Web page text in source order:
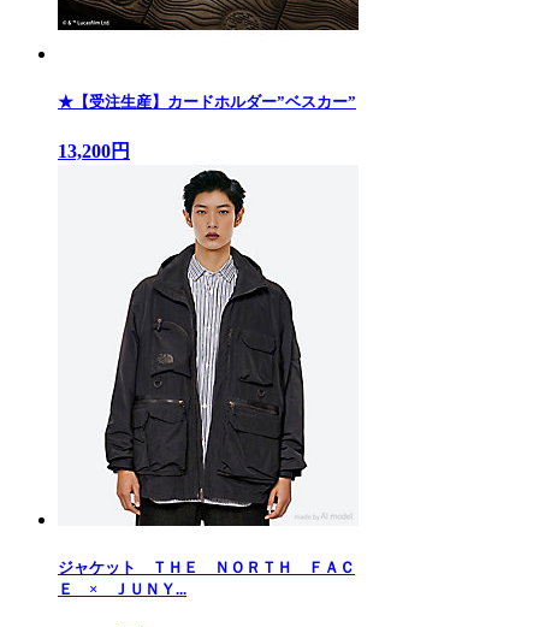
★【受注生産】カードホルダー”ベスカー”
13,200円
ジャケット ＴＨＥ ＮＯＲＴＨ ＦＡＣ
Ｅ × ＪＵＮＹ...